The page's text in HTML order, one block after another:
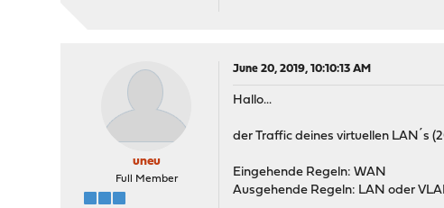
uneu
Full Member
June 20, 2019, 10:10:13 AM
Hallo...
der Traffic deines virtuellen LAN´s
Eingehende Regeln: WAN
Ausgehende Regeln: LAN oder